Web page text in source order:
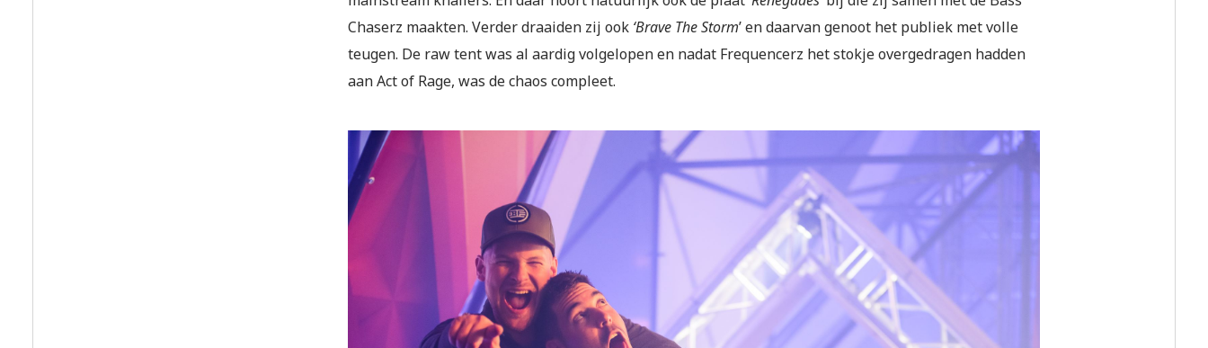
Chaserz maakten. Verder draaiden zij ook ‘Brave The Storm’ en daarvan genoot het publiek met volle
teugen. De raw tent was al aardig volgelopen en nadat Frequencerz het stokje overgedragen hadden
aan Act of Rage, was de chaos compleet.